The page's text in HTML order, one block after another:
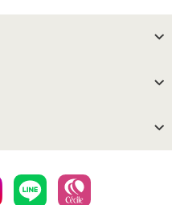
会社案内